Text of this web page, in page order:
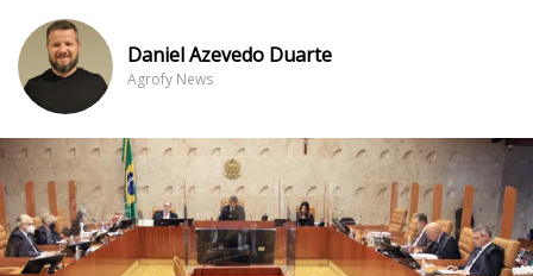
Daniel Azevedo Duarte
Agrofy News